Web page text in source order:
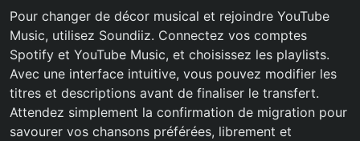
Pour changer de décor musical et rejoindre YouTube
Music, utilisez Soundiiz. Connectez vos comptes
Spotify et YouTube Music, et choisissez les playlists.
Avec une interface intuitive, vous pouvez modifier les
titres et descriptions avant de finaliser le transfert.
Attendez simplement la confirmation de migration pour
savourer vos chansons préférées, librement et